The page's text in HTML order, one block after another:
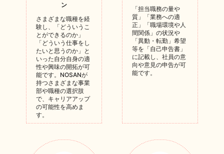
ン
さまざまな職種を経
験し、「どういうこ
とができるのか」
「どういう仕事をし
たいと思うのか」と
いった自分自身の適
性や興味の開拓が可
能です。NOSANが
持つさまざまな事業
部や職種の選択肢
で、キャリアアップ
の可能性を高めま
す。
「担当職務の量や
質」「業務への適
正」「職場環境や人
間関係」の状況や
「異動・転勤」希望
等を「自己申告書」
に記載し、社員の意
向や意見の申告が可
能です。